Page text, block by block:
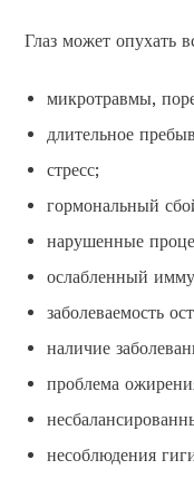
Глаз может опухать
микротравмы,
длительное
стресс;
гормональный
нарушенные
ослабленный
заболеваемость
наличие
проблема
несоблюдения